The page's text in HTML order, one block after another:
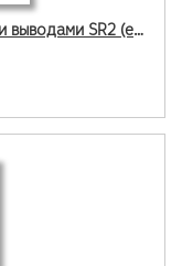
ROBITON ER14505 AA с лепестковыми выводами SR2 (есть по 1 шт)